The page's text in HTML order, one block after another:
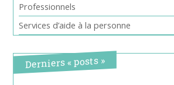
Professionnels
Services d’aide à la personne
Derniers « posts »